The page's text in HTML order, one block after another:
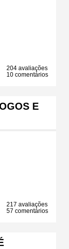
204 avaliações
10 comentários
E
217 avaliações
57 comentários